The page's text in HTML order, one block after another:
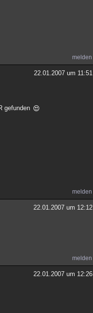
melden
22.01.2007 um 11:51
gefunden
melden
22.01.2007 um 12:12
melden
22.01.2007 um 12:26